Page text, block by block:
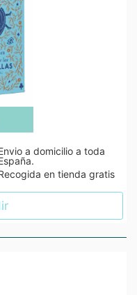
a domicilio a toda
en tienda gratis